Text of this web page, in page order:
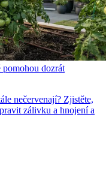
dozrát
nečervenají? Zjistěte,
zálivku a hnojení a